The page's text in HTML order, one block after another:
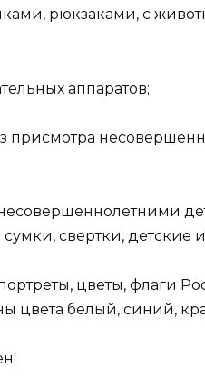
рюкзаками, с
аппаратов;
присмотра
свертки, детские
цветы, флаги
цвета белый, синий,